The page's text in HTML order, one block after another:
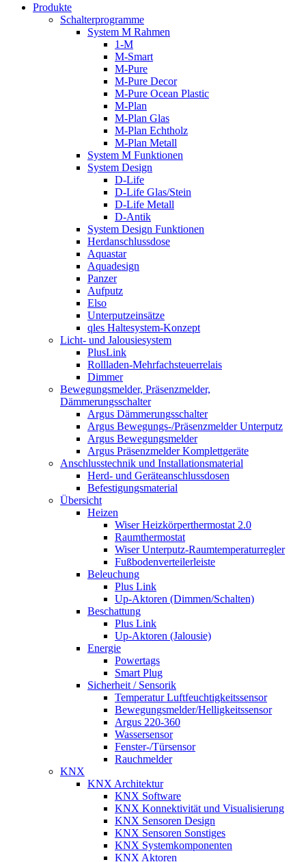
Produkte
Schalterprogramme
System M Rahmen
1-M
M-Smart
M-Pure
M-Pure Decor
M-Pure Ocean Plastic
M-Plan
M-Plan Glas
M-Plan Echtholz
M-Plan Metall
System M Funktionen
System Design
D-Life
D-Life Glas/Stein
D-Life Metall
D-Antik
System Design Funktionen
Herdanschlussdose
Aquastar
Aquadesign
Panzer
Aufputz
Elso
Unterputzeinsätze
qles Haltesystem-Konzept
Licht- und Jalousiesystem
PlusLink
Rollladen-Mehrfachsteuerrelais
Dimmer
Bewegungsmelder, Präsenzmelder,
Dämmerungsschalter
Argus Dämmerungsschalter
Argus Bewegungs-/Präsenzmelder Unterputz
Argus Bewegungsmelder
Argus Präsenzmelder Komplettgeräte
Anschlusstechnik und Installationsmaterial
Herd- und Geräteanschlussdosen
Befestigungsmaterial
Übersicht
Heizen
Wiser Heizkörperthermostat 2.0
Raumthermostat
Wiser Unterputz-Raumtemperaturregler
Fußbodenverteilerleiste
Beleuchung
Plus Link
Up-Aktoren (Dimmen/Schalten)
Beschattung
Plus Link
Up-Aktoren (Jalousie)
Energie
Powertags
Smart Plug
Sicherheit / Sensorik
Temperatur Luftfeuchtigkeitssensor
Bewegungsmelder/Helligkeitssensor
Argus 220-360
Wassersensor
Fenster-/Türsensor
Rauchmelder
KNX
KNX Architektur
KNX Software
KNX Konnektivität und Visualisierung
KNX Sensoren Design
KNX Sensoren Sonstiges
KNX Systemkomponenten
KNX Aktoren